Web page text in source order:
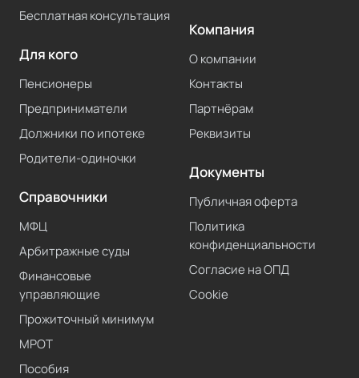
Бесплатная консультация
Для кого
Пенсионеры
Предприниматели
Должники по ипотеке
Родители-одиночки
Справочники
МФЦ
Арбитражные суды
Финансовые
управляющие
Прожиточный минимум
МРОТ
Пособия
Компания
О компании
Контакты
Партнёрам
Реквизиты
Документы
Публичная оферта
Политика
конфиденциальности
Согласие на ОПД
Cookie